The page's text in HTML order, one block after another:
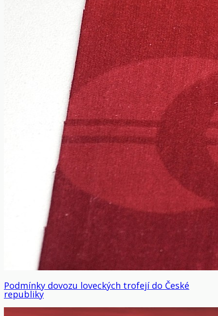
Podmínky dovozu loveckých trofejí do České
republiky